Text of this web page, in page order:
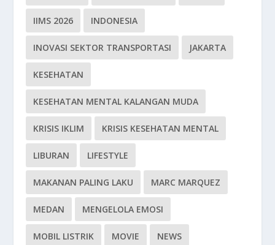
IIMS 2026 INDONESIA
INOVASI SEKTOR TRANSPORTASI JAKARTA
KESEHATAN
KESEHATAN MENTAL KALANGAN MUDA
KRISIS IKLIM KRISIS KESEHATAN MENTAL
LIBURAN LIFESTYLE
MAKANAN PALING LAKU MARC MARQUEZ
MEDAN MENGELOLA EMOSI
MOBIL LISTRIK MOVIE NEWS